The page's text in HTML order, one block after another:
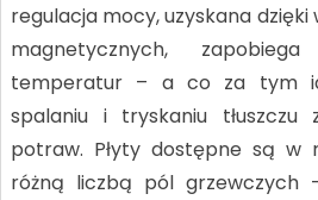
regulacja mocy, uzyskana
magnetycznych,
temperatur – a co za tym
spalaniu i tryskaniu tłuszczu
potraw. Płyty dostępne są w
różną liczbą pól grzewczych